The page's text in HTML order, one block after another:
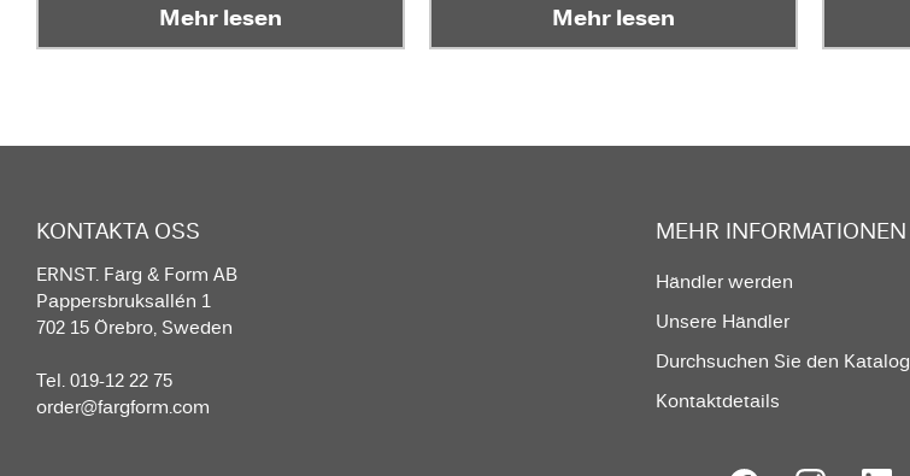
Mehr lesen Mehr lesen
KONTAKTA OSS
ERNST. Färg & Form AB
Pappersbruksallén 1
702 15 Örebro, Sweden
Tel. 019-12 22 75
order@fargform.com
MEHR INFORMATIONEN
Händler werden
Unsere Händler
Durchsuchen Sie den Katalog
Kontaktdetails